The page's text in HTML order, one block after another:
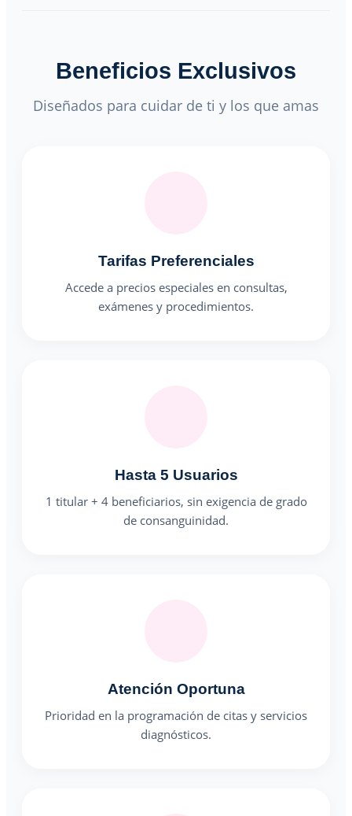
Beneficios Exclusivos
Diseñados para cuidar de ti y los que amas
Tarifas Preferenciales
Accede a precios especiales en consultas,
exámenes y procedimientos.
Hasta 5 Usuarios
1 titular + 4 beneficiarios, sin exigencia de grado
de consanguinidad.
Atención Oportuna
Prioridad en la programación de citas y servicios
diagnósticos.